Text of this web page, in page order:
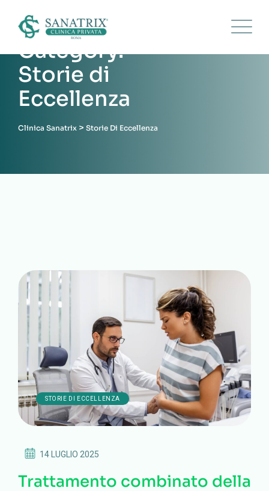
Category:
Storie di
Eccellenza
Clinica Sanatrix > Storie Di Eccellenza
STORIE DI ECCELLENZA
14 LUGLIO 2025
Trattamento combinato della